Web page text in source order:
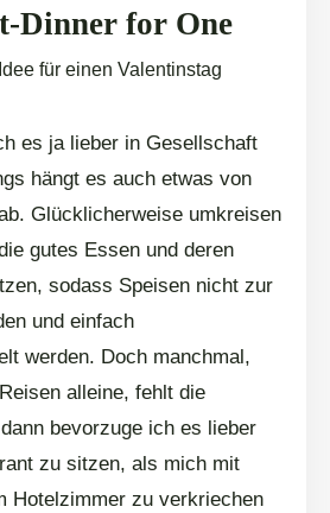
Dinner for One
es ja lieber in Gesellschaft
hängt es auch etwas von
Glücklicherweise umkreisen
gutes Essen und deren
sodass Speisen nicht zur
und einfach
werden. Doch manchmal,
alleine, fehlt die
bevorzuge ich es lieber
zu sitzen, als mich mit
Hotelzimmer zu verkriechen